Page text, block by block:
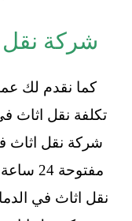
شركة نقل
كما نقدم لك
تكلفة نقل اثاث
شركة نقل اثاث
نقل اثاث في